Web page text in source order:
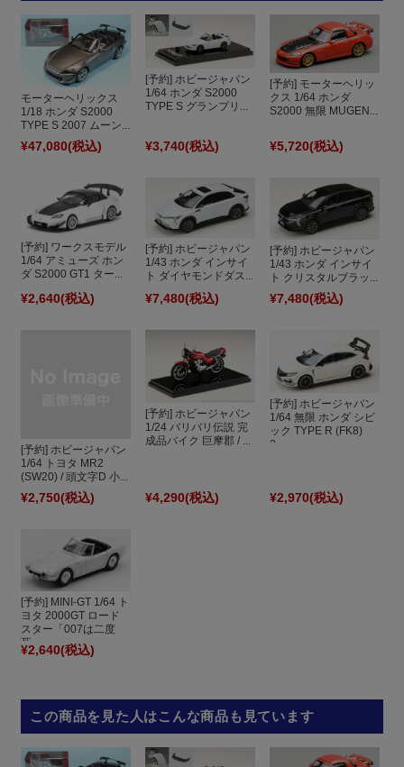
モーターヘリックス
1/18 ホンダ S2000
TYPE S 2007 ムーン...
¥47,080(税込)
[予約] ホビージャパン
1/64 ホンダ S2000
TYPE S グランプリ...
¥3,740(税込)
[予約] モーターヘリッ
クス 1/64 ホンダ
S2000 無限 MUGEN...
¥5,720(税込)
[予約] ワークスモデル
1/64 アミューズ ホン
ダ S2000 GT1 ター...
¥2,640(税込)
[予約] ホビージャパン
1/43 ホンダ インサイ
ト ダイヤモンドダス...
¥7,480(税込)
[予約] ホビージャパン
1/43 ホンダ インサイ
ト クリスタルブラッ...
¥7,480(税込)
[予約] ホビージャパン
1/64 トヨタ MR2
(SW20) / 頭文字D 小...
¥2,750(税込)
[予約] ホビージャパン
1/24 バリバリ伝説 完
成品バイク 巨摩郡 / ...
¥4,290(税込)
[予約] ホビージャパン
1/64 無限 ホンダ シビ
ック TYPE R (FK8)
2...
¥2,970(税込)
[予約] MINI-GT 1/64 ト
ヨタ 2000GT ロード
スター「007は二度
死...
¥2,640(税込)
この商品を見た人はこんな商品も見ています